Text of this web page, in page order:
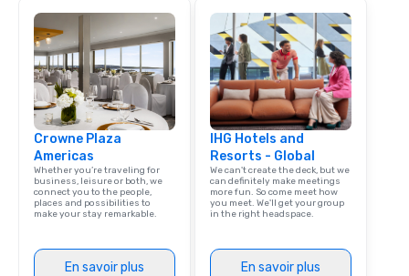
Crowne Plaza
Americas
Whether you’re traveling for
business, leisure or both, we
connect you to the people,
places and possibilities to
make your stay remarkable.
En savoir plus
IHG Hotels and
Resorts - Global
We can't create the deck, but we
can definitely make meetings
more fun. So come meet how
you meet. We'll get your group
in the right headspace.
En savoir plus